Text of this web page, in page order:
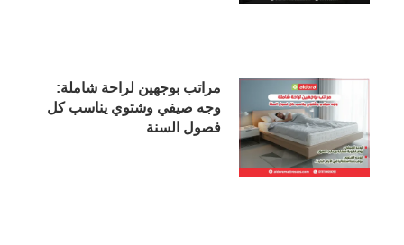
مراتب بوجهين لراحة شاملة:
وجه صيفي وشتوي يناسب كل
فصول السنة